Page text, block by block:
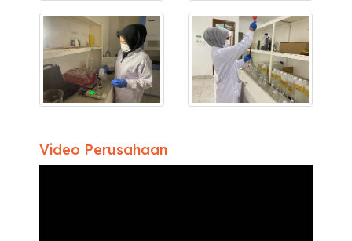
Video Perusahaan